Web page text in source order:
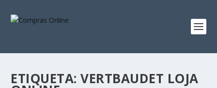
ETIQUETA:VERTBAUDET LOJA